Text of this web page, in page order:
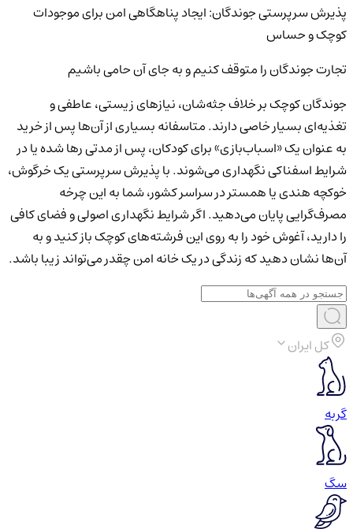
پذیرش سرپرستی جوندگان: ایجاد پناهگاهی امن برای موجودات
کوچک و حساس
تجارت جوندگان را متوقف کنیم و به جای آن حامی باشیم
جوندگان کوچک بر خلاف جثه‌شان، نیازهای زیستی، عاطفی و
تغذیه‌ای بسیار خاصی دارند. متاسفانه بسیاری از آن‌ها پس از خرید
به عنوان یک «اسباب‌بازی» برای کودکان، پس از مدتی رها شده یا در
شرایط اسفناکی نگهداری می‌شوند. با پذیرش سرپرستی یک خرگوش،
خوکچه هندی یا همستر در سراسر کشور، شما به این چرخه
مصرف‌گرایی پایان می‌دهید. اگر شرایط نگهداری اصولی و فضای کافی
را دارید، آغوش خود را به روی این فرشته‌های کوچک باز کنید و به
آن‌ها نشان دهید که زندگی در یک خانه امن چقدر می‌تواند زیبا باشد.
کل ایران
گربه
سگ